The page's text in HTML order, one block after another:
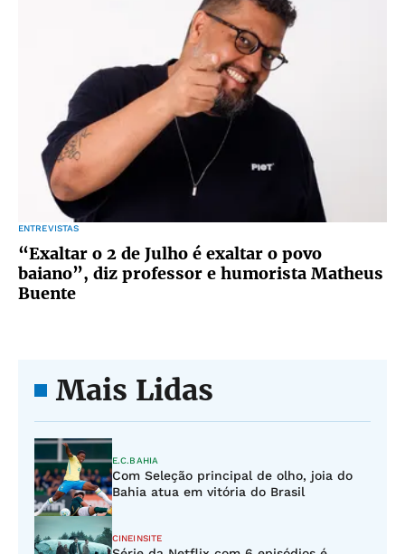
ENTREVISTAS
“Exaltar o 2 de Julho é exaltar o povo
baiano”, diz professor e humorista Matheus
Buente
Mais Lidas
E.C.BAHIA
Com Seleção principal de olho, joia do
Bahia atua em vitória do Brasil
CINEINSITE